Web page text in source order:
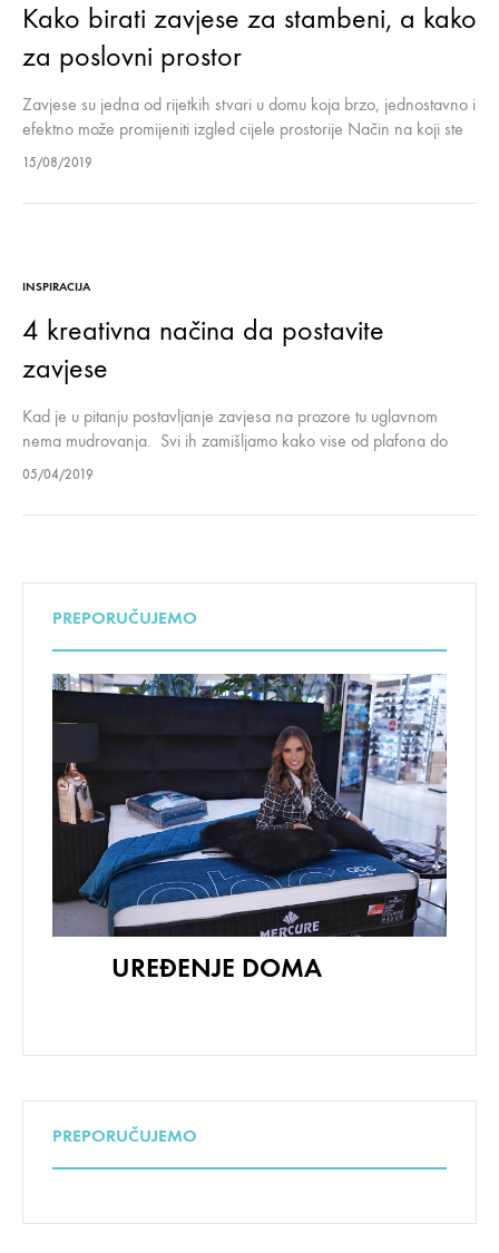
Kako birati zavjese za stambeni, a kako
za poslovni prostor
Zavjese su jedna od rijetkih stvari u domu koja brzo, jednostavno i
efektno može promijeniti izgled cijele prostorije Način na koji ste
uredili svoj dom puno govori o vama i…
15/08/2019
INSPIRACIJA
4 kreativna načina da postavite
zavjese
Kad je u pitanju postavljanje zavjesa na prozore tu uglavnom
nema mudrovanja. Svi ih zamišljamo kako vise od plafona do
poda ili do kraja prozora. Tako su funkcionalne, izgledaju
05/04/2019
PREPORUČUJEMO
UREĐENJE DOMA
PREPORUČUJEMO